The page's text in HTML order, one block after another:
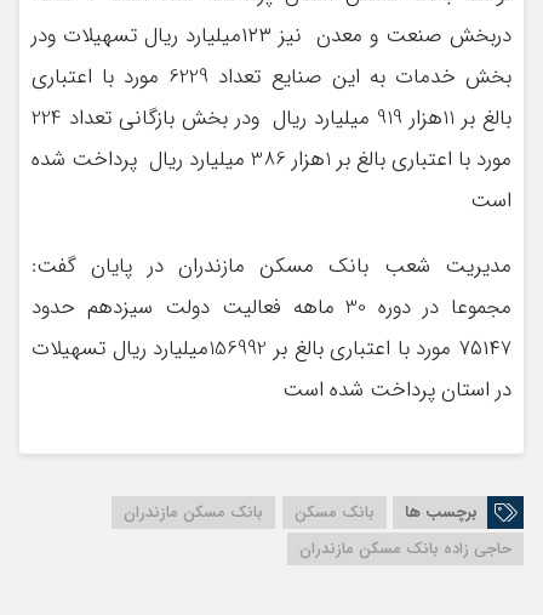
دربخش صنعت و معدن نیز ۱۲۳میلیارد ریال تسهیلات ودر
بخش خدمات به این صنایع تعداد 6229 مورد با اعتباری
بالغ بر 11هزار 919 میلیارد ریال ودر بخش بازگانی تعداد 224
مورد با اعتباری بالغ بر 1هزار 386 میلیارد ریال پرداخت شده
است
مدیریت شعب بانک مسکن مازندران در پایان گفت:
مجموعا در دوره 30 ماهه فعالیت دولت سیزدهم حدود
۷۵۱۴7 مورد با اعتباری بالغ بر 156992میلیارد ریال تسهیلات
در استان پرداخت شده است
برچسب ها بانک مسکن
بانک مسکن مازندران
حاجی زاده بانک مسکن مازندران